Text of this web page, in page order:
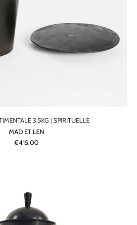
3.5KG | SPIRITUELLE
MAD ET LEN
€415.00